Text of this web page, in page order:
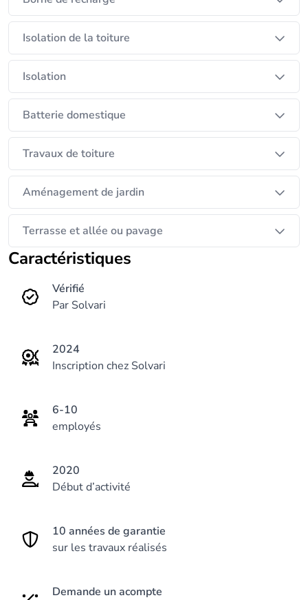
projets de grande envergure.
Notre objectif ? Offrir des solutions durables, fiables
et rentables à long terme, en garantissant un
service transparent et réactif. Basés à Bruxelles,
nous disposons d’un dépôt de 400 m² et de
bureaux avec showroom pour accueillir nos clients.
Isolation de la toiture
Isolation
Batterie domestique
Travaux de toiture
Aménagement de jardin
Terrasse et allée ou pavage
Caractéristiques
Vérifié
Par Solvari
2024
Inscription chez Solvari
6-10
employés
2020
Début d’activité
10 années de garantie
sur les travaux réalisés
Demande un acompte